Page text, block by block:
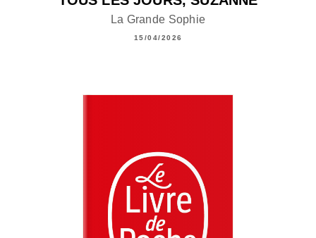
La Grande Sophie
15/04/2026